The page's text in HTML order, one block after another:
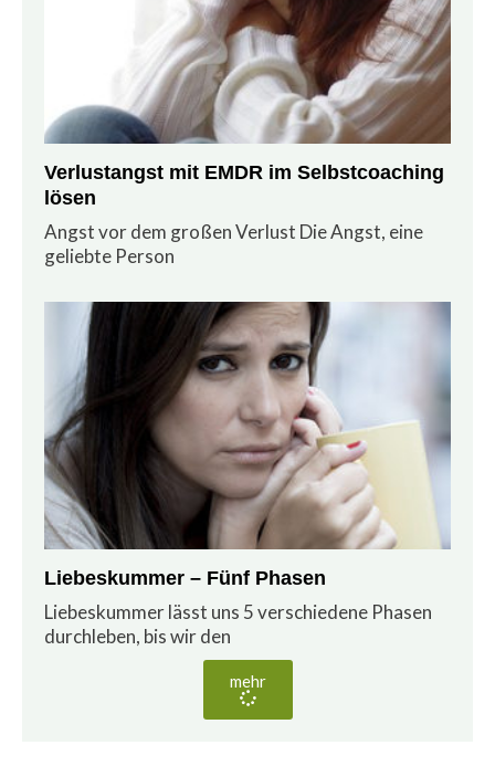
Verlustangst mit EMDR im Selbstcoaching
lösen
Angst vor dem großen Verlust Die Angst, eine
geliebte Person
Liebeskummer – Fünf Phasen
Liebeskummer lässt uns 5 verschiedene Phasen
durchleben, bis wir den
mehr